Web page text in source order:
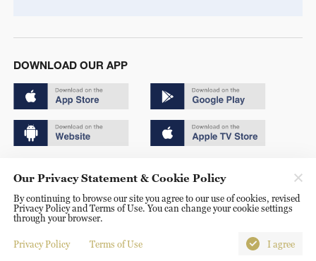
DOWNLOAD OUR APP
京ICP备20000184号
京公网安备 11010502050052号
Disinformation report hotline: 010-85061466
Our Privacy Statement & Cookie Policy
By continuing to browse our site you agree to our use of cookies, revised
Privacy Policy and Terms of Use. You can change your cookie settings
through your browser.
Privacy Policy Terms of Use I agree